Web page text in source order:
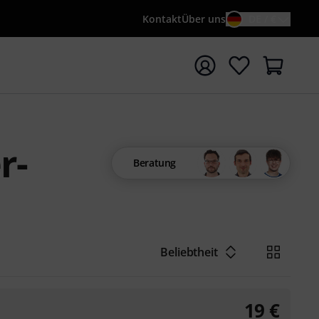
KontaktÜber uns
mit Suchwort {searchTerm} starten
Beratung
Beliebtheit
19 €